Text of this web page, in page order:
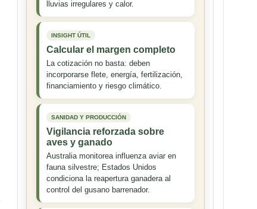
lluvias irregulares y calor.
INSIGHT ÚTIL
Calcular el margen completo
La cotización no basta: deben
incorporarse flete, energía, fertilización,
financiamiento y riesgo climático.
SANIDAD Y PRODUCCIÓN
Vigilancia reforzada sobre
aves y ganado
Australia monitorea influenza aviar en
fauna silvestre; Estados Unidos
condiciona la reapertura ganadera al
control del gusano barrenador.